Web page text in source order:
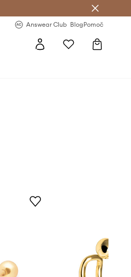
Answear Club BlogPomoč